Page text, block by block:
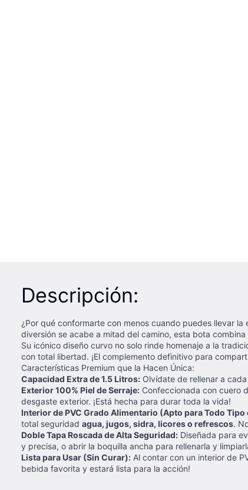
Descripción:
¿Por qué conformarte con menos cuando puedes llevar la
diversión se acabe a mitad del camino, esta bota
Su icónico diseño curvo no solo rinde homenaje a la
con total libertad. ¡El complemento definitivo para
Características Premium que la Hacen Única:
Capacidad Extra de 1.5 Litros: Olvídate de rellenar a
Exterior 100% Piel de Serraje: Confeccionada con cuero
desgaste exterior. ¡Está hecha para durar toda la vida!
Interior de PVC Grado Alimentario (Apto para Todo
total seguridad agua, jugos, sidra, licores o refrescos.
Doble Tapa Roscada de Alta Seguridad: Diseñada para
y precisa, o abrir la boquilla ancha para rellenarla y
Lista para Usar (Sin Curar): Al contar con un interior de
bebida favorita y estará lista para la acción!